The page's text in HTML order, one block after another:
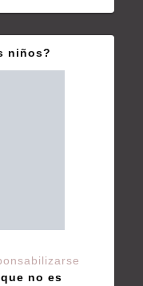
niños?
no es